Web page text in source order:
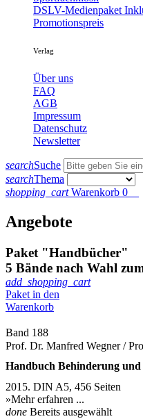
DSLV-Medienpaket
Promotionspreis
Verlag
Über uns
FAQ
AGB
Impressum
Datenschutz
Newsletter
searchSuche
searchThema
shopping_cartWarenkorb 0
Angebote
Paket "Handbücher"
5 Bände nach Wahl
add_shopping_cart
Paket in den
Warenkorb
Band 188
Prof. Dr. Manfred Wegner /
Handbuch Behinderung
2015. DIN A5, 456 Seiten
»Mehr erfahren ...
done Bereits ausgewählt